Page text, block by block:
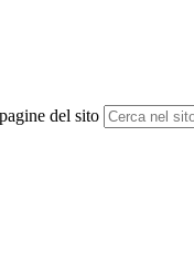
del sito